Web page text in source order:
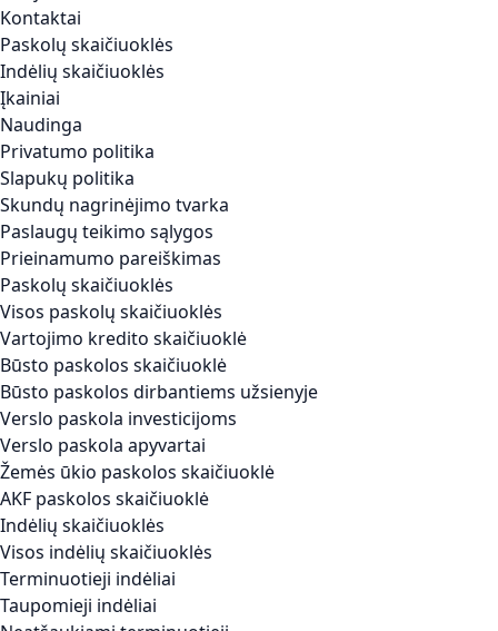
Kontaktai
Paskolų skaičiuoklės
Indėlių skaičiuoklės
Įkainiai
Naudinga
Privatumo politika
Slapukų politika
Skundų nagrinėjimo tvarka
Paslaugų teikimo sąlygos
Prieinamumo pareiškimas
Paskolų skaičiuoklės
Visos paskolų skaičiuoklės
Vartojimo kredito skaičiuoklė
Būsto paskolos skaičiuoklė
Būsto paskolos dirbantiems užsienyje
Verslo paskola investicijoms
Verslo paskola apyvartai
Žemės ūkio paskolos skaičiuoklė
AKF paskolos skaičiuoklė
Indėlių skaičiuoklės
Visos indėlių skaičiuoklės
Terminuotieji indėliai
Taupomieji indėliai